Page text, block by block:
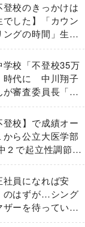
登校のきっかけは
でした】「カウン
ングの時間」生徒
報をバラしたの
《第２話》
学校「不登校35万
時代に 中川翔子
が審査委員長「不
生動画甲子園
」が開催
登校】で成績オー
から公立大医学部
２で起立性調節障
治るまで３年」の
そのとき母は
社員になれば安
のはずが…シング
ザーを待ってい
の２年間”【前編】